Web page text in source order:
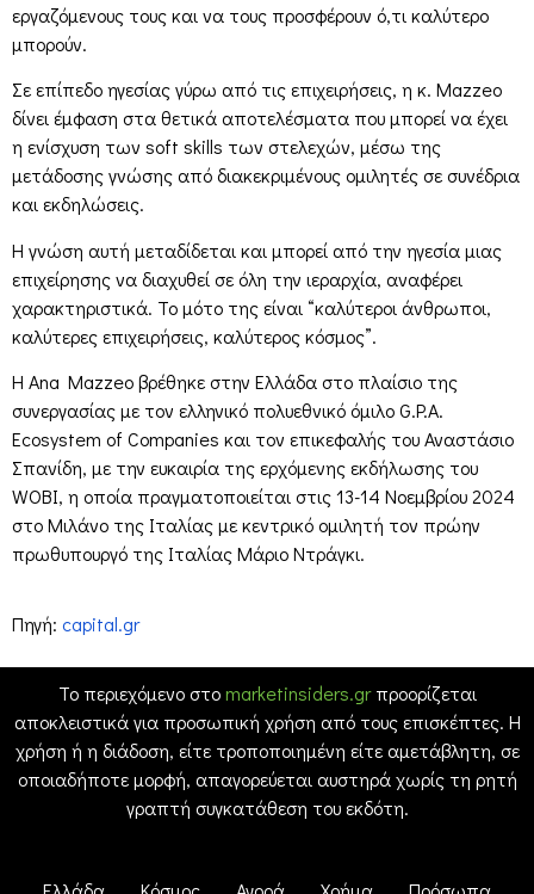
εργαζόμενους τους και να τους προσφέρουν ό,τι καλύτερο
μπορούν.
Σε επίπεδο ηγεσίας γύρω από τις επιχειρήσεις, η κ. Mazzeo
δίνει έμφαση στα θετικά αποτελέσματα που μπορεί να έχει
η ενίσχυση των soft skills των στελεχών, μέσω της
μετάδοσης γνώσης από διακεκριμένους ομιλητές σε συνέδρια
και εκδηλώσεις.
Η γνώση αυτή μεταδίδεται και μπορεί από την ηγεσία μιας
επιχείρησης να διαχυθεί σε όλη την ιεραρχία, αναφέρει
χαρακτηριστικά. Το μότο της είναι “καλύτεροι άνθρωποι,
καλύτερες επιχειρήσεις, καλύτερος κόσμος”.
Η Ana Mazzeo βρέθηκε στην Ελλάδα στο πλαίσιο της
συνεργασίας με τον ελληνικό πολυεθνικό όμιλο G.P.A.
Ecosystem of Companies και τον επικεφαλής του Αναστάσιο
Σπανίδη, με την ευκαιρία της ερχόμενης εκδήλωσης του
WOBI, η οποία πραγματοποιείται στις 13-14 Νοεμβρίου 2024
στο Μιλάνο της Ιταλίας με κεντρικό ομιλητή τον πρώην
πρωθυπουργό της Ιταλίας Μάριο Ντράγκι.
Πηγή: capital.gr
Το περιεχόμενο στοmarketinsiders.grπροορίζεται
αποκλειστικά για προσωπική χρήση από τους επισκέπτες. Η
χρήση ή η διάδοση, είτε τροποποιημένη είτε αμετάβλητη, σε
οποιαδήποτε μορφή, απαγορεύεται αυστηρά χωρίς τη ρητή
γραπτή συγκατάθεση του εκδότη.